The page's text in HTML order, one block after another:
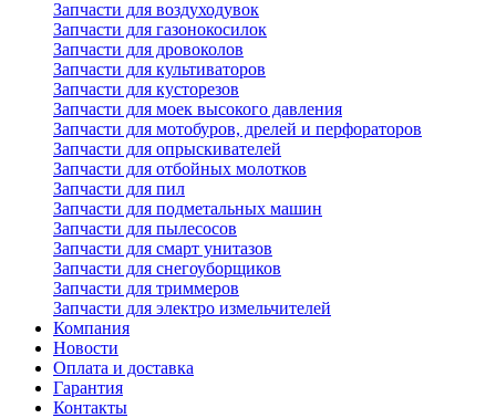
Запчасти для воздуходувок
Запчасти для газонокосилок
Запчасти для дровоколов
Запчасти для культиваторов
Запчасти для кусторезов
Запчасти для моек высокого давления
Запчасти для мотобуров, дрелей и перфораторов
Запчасти для опрыскивателей
Запчасти для отбойных молотков
Запчасти для пил
Запчасти для подметальных машин
Запчасти для пылесосов
Запчасти для смарт унитазов
Запчасти для снегоуборщиков
Запчасти для триммеров
Запчасти для электро измельчителей
Компания
Новости
Оплата и доставка
Гарантия
Контакты